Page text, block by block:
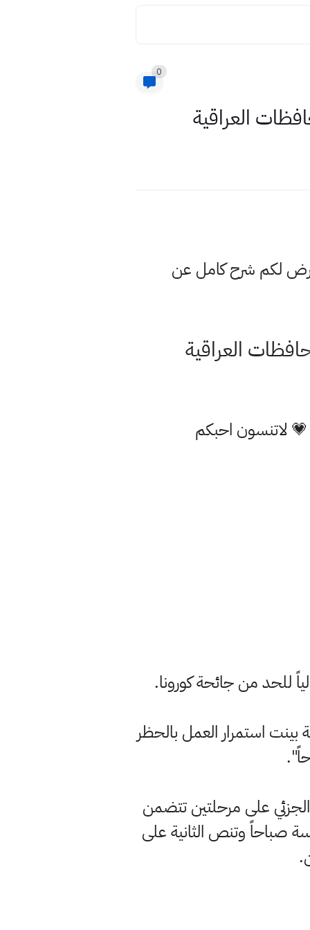
0
لكم شرح كامل عن
لاتنسون احبكم
للحد من جائحة كورونا.
استمرار العمل بالحظر
الجزئي على مرحلتين تتضمن
الليل حتى الخامسة صباحاً وتنص الثانية على